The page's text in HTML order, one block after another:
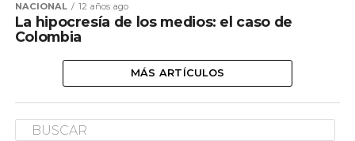
NACIONAL 12 años ago
La hipocresía de los medios: el caso de
Colombia
MÁS ARTÍCULOS